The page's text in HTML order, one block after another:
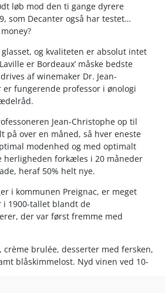
løb mod den ti gange dyrere
som Decanter også har testet…
og kvaliteten er absolut intet
er Bordeaux’ måske bedste
af winemaker Dr. Jean-
er fungerende professor i ønologi
Jean-Christophe op til
på over en måned, så hver eneste
modenhed og med optimalt
forkæles i 20 måneder
heraf 50% helt nye.
i kommunen Preignac, er meget
i 1900-tallet blandt de
der var først fremme med
crème brulée, desserter med fersken,
blåskimmelost. Nyd vinen ved 10-